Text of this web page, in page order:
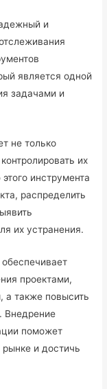
и
является одной
задачами и
не только
их
инструмента
распределить
их устранения.
проектами,
а также повысить
Внедрение
поможет
рынке и достичь